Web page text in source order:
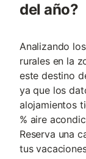
del año?
Analizando
rurales en la
este destino
ya que los
alojamientos
% aire
Reserva una
tus